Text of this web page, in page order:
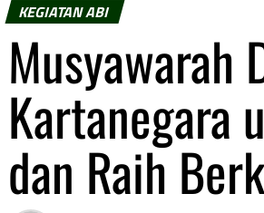
KEGIATAN ABI
Musyawarah
Kartanegara
dan Raih